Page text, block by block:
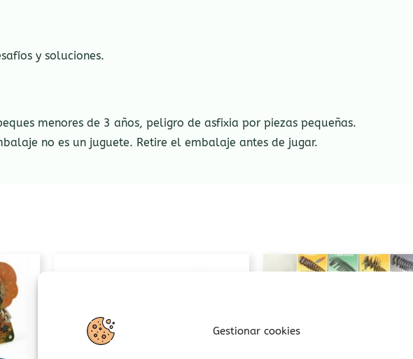
Gestionar cookies
y soluciones.
menores de 3 años, peligro de asfixia por piezas pequeñas.
no es un juguete. Retire el embalaje antes de jugar.
producto
tiene
múltiples
variantes.